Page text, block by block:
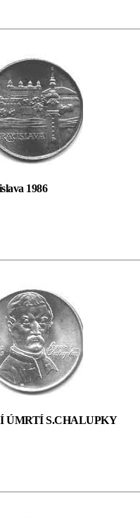
1986
ÚMRTÍ S.CHALUPKY